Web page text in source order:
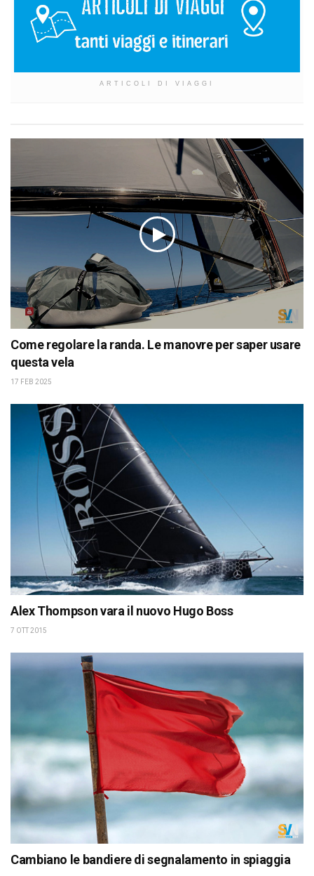
ARTICOLI DI VIAGGI
Come regolare la randa. Le manovre per saper usare
questa vela
17 FEB 2025
Alex Thompson vara il nuovo Hugo Boss
7 OTT 2015
Cambiano le bandiere di segnalamento in spiaggia